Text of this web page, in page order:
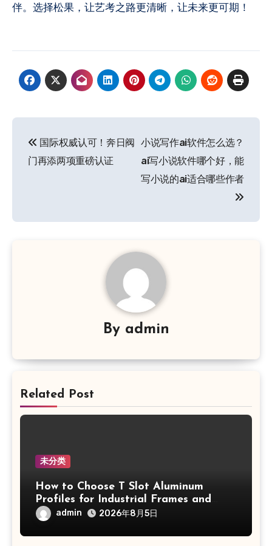
伴。选择松果，让艺考之路更清晰，让未来更可期！
章
国际权威认可！奔日阀
门再添两项重磅认证
小说写作ai软件怎么选？
ai写小说软件哪个好，能
写小说的ai适合哪些作者
By admin
Related Post
未分类
How to Choose T Slot Aluminum
Profiles for Industrial Frames and
Solar Projects
admin 2026年8月5日